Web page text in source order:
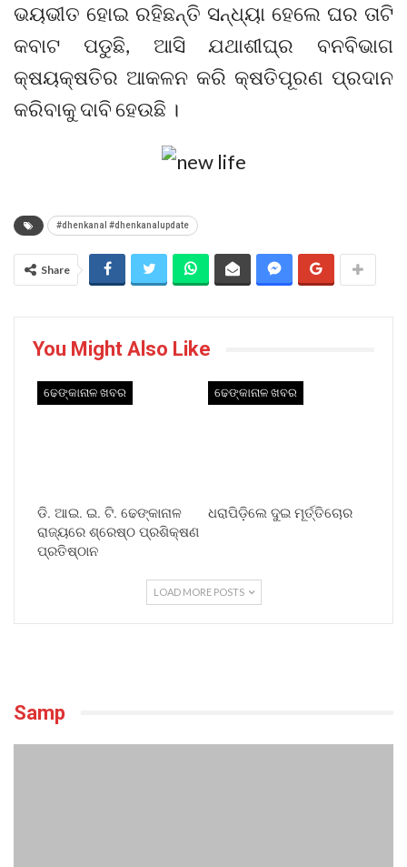
ଭୟଭୀତ ହୋଇ ରହିଛନ୍ତି ସନ୍ଧ୍ୟା ହେଲେ ଘର ତାଟି
କବାଟ ପଡୁଛି, ଆସି ଯଥାଶୀଘ୍ର ବନବିଭାଗ
କ୍ଷୟକ୍ଷତିର ଆକଳନ କରି କ୍ଷତିପୂରଣ ପ୍ରଦାନ
କରିବାକୁ ଦାବି ହେଉଛି ।
#dhenkanal #dhenkanalupdate
Share
You Might Also Like
ଢେଙ୍କାନାଳ ଖବର
ଡି. ଆଇ. ଇ. ଟି. ଢେଙ୍କାନାଳ
ରାଜ୍ୟରେ ଶ୍ରେଷ୍ଠ ପ୍ରଶିକ୍ଷଣ
ପ୍ରତିଷ୍ଠାନ
ଢେଙ୍କାନାଳ ଖବର
ଧରାପିଡ଼ିଲେ ଦୁଇ ମୂର୍ତ୍ତିଚୋର
LOAD MORE POSTS
Samp